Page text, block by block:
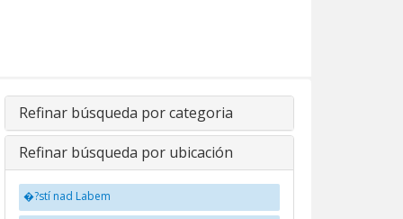
Refinar búsqueda por categoria
Refinar búsqueda por ubicación
�?stí nad Labem